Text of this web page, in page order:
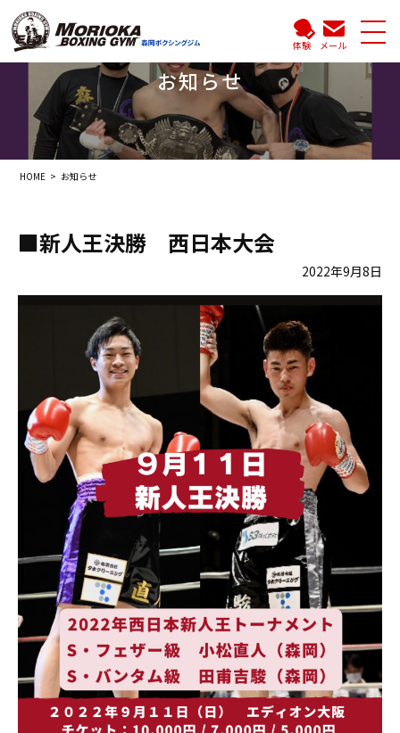
体験 メール
お知らせ
HOME お知らせ
■新人王決勝 西日本大会
2022年9月8日